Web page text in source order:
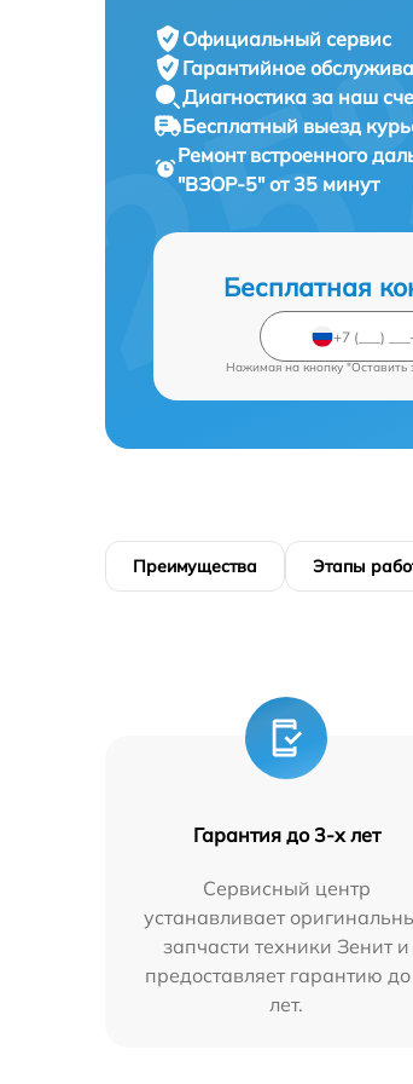
Официальный сервис
Гарантийное
Диагностика за наш
Бесплатный выезд
Ремонт встроенного
"ВЗОР-5" от 35 минут
Бесплатная
Нажимая на кнопку "Оставить
Преимущества Этапы
Гарантия до 3-х лет
Сервисный центр
устанавливает
запчасти техники Зенит и
предоставляет гарантию
лет.